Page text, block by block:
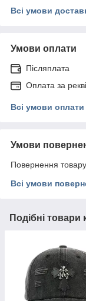
Всі умови
Умови оплати
Післяплата
Оплата за
Всі умови оплати
Умови
Повернення
Всі умови
Подібні товари